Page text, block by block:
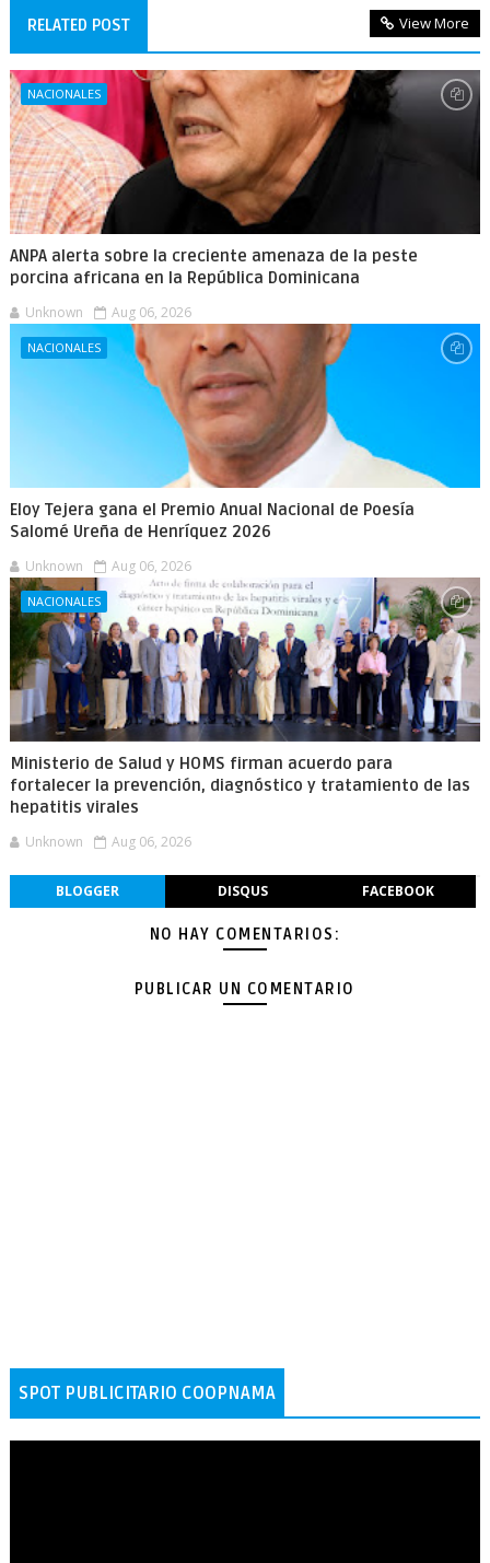
RELATED POST View More
NACIONALES
ANPA alerta sobre la creciente amenaza de la peste
porcina africana en la República Dominicana
Unknown Aug 06, 2026
NACIONALES
Eloy Tejera gana el Premio Anual Nacional de Poesía
Salomé Ureña de Henríquez 2026
Unknown Aug 06, 2026
NACIONALES
Ministerio de Salud y HOMS firman acuerdo para
fortalecer la prevención, diagnóstico y tratamiento de las
hepatitis virales
Unknown Aug 06, 2026
BLOGGER DISQUS FACEBOOK
NO HAY COMENTARIOS:
PUBLICAR UN COMENTARIO
SPOT PUBLICITARIO COOPNAMA